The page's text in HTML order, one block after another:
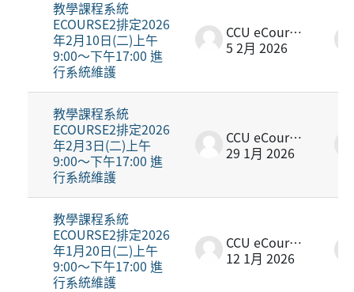
教學課程系統
ECOURSE2排定2026
年2月10日(二)上午
9:00～下午17:00 進
行系統維護
CCU eCourse2
5 2月 2026
教學課程系統
ECOURSE2排定2026
年2月3日(二)上午
9:00～下午17:00 進
行系統維護
CCU eCourse2
29 1月 2026
教學課程系統
ECOURSE2排定2026
年1月20日(二)上午
9:00～下午17:00 進
行系統維護
CCU eCourse2
12 1月 2026